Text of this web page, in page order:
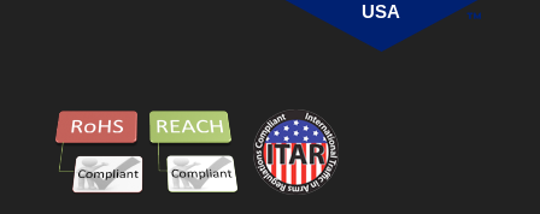
USA